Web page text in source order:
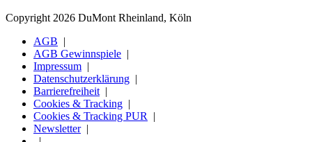
Copyright 2026 DuMont Rheinland, Köln
AGB
AGB Gewinnspiele
Impressum
Datenschutzerklärung
Barrierefreiheit
Cookies & Tracking
Cookies & Tracking PUR
Newsletter